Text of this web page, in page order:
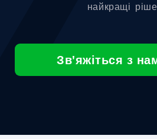
найкращі
Зв'яжіться з